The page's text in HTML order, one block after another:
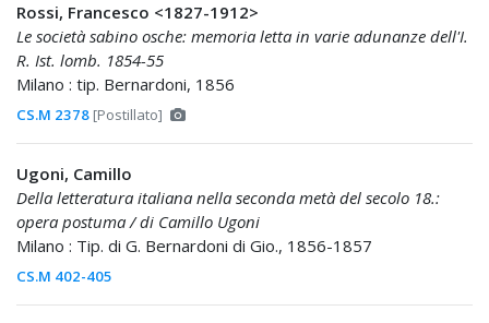
Rossi, Francesco <1827-1912>
Le società sabino osche: memoria letta in varie adunanze dell'I.
R. Ist. lomb. 1854-55
Milano : tip. Bernardoni, 1856
CS.M 2378 [Postillato]
Ugoni, Camillo
Della letteratura italiana nella seconda metà del secolo 18.:
opera postuma / di Camillo Ugoni
Milano : Tip. di G. Bernardoni di Gio., 1856-1857
CS.M 402-405